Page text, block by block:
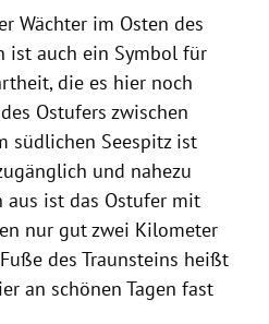
Wächter im Osten des
ist auch ein Symbol für
die es hier noch
Ostufers zwischen
südlichen Seespitz ist
und nahezu
aus ist das Ostufer mit
nur gut zwei Kilometer
des Traunsteins heißt
an schönen Tagen fast